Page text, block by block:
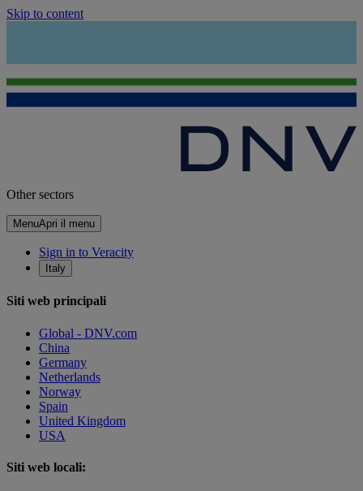
Skip to content
Other sectors
MenuApri il menu
Sign in to Veracity
Italy
Siti web principali
Global - DNV.com
China
Germany
Netherlands
Norway
Spain
United Kingdom
USA
Siti web locali: